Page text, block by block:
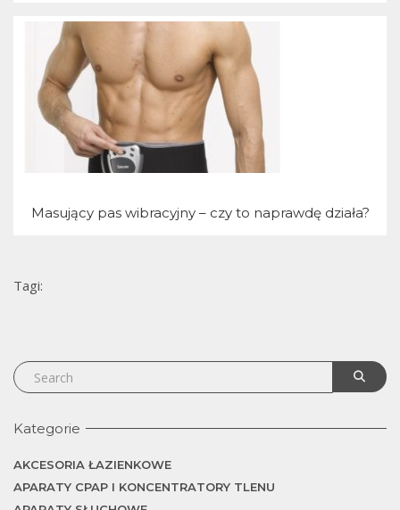
Masujący pas wibracyjny – czy to naprawdę działa?
Tagi:
Kategorie
AKCESORIA ŁAZIENKOWE
APARATY CPAP I KONCENTRATORY TLENU